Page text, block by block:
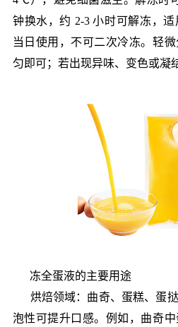
钟换水，约 2-3 小时可解冻，
当日使用，不可二次冷冻。轻
匀即可；若出现异味、变色或凝
冻全蛋液的主要用途
烘焙领域：曲奇、蛋糕、蛋挞
泡性可提升口感。例如，曲奇中